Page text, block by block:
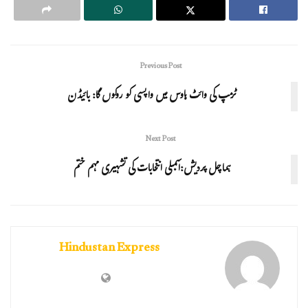
Previous Post
ٹرمپ کی وائٹ ہاوس میں واپسی کو روکوں گا: بائیڈن
Next Post
ہماچل پردیش:اسمبلی انتخابات کی تشہیری مہم ختم
Hindustan Express